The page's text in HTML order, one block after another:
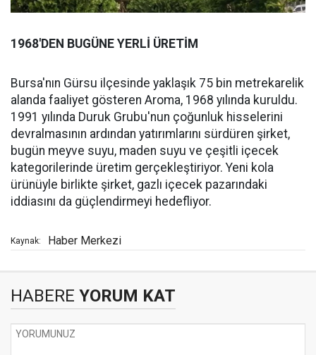
1968'DEN BUGÜNE YERLİ ÜRETİM
Bursa'nın Gürsu ilçesinde yaklaşık 75 bin metrekarelik
alanda faaliyet gösteren Aroma, 1968 yılında kuruldu.
1991 yılında Duruk Grubu'nun çoğunluk hisselerini
devralmasının ardından yatırımlarını sürdüren şirket,
bugün meyve suyu, maden suyu ve çeşitli içecek
kategorilerinde üretim gerçekleştiriyor. Yeni kola
ürünüyle birlikte şirket, gazlı içecek pazarındaki
iddiasını da güçlendirmeyi hedefliyor.
Kaynak: Haber Merkezi
HABERE YORUM KAT